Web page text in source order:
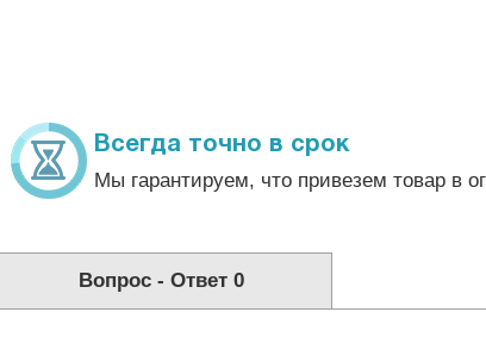
Всегда точно в срок
Мы гарантируем, что привезем товар в
Вопрос - Ответ0